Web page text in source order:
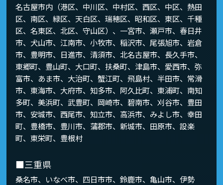
名古屋市内（港区、中川区、中村区、西区、中区、熱田
区、南区、緑区、天白区、瑞穂区、昭和区、東区、千種
区、名東区、北区、守山区）、一宮市、瀬戸市、春日井
市、犬山市、江南市、小牧市、稲沢市、尾張旭市、岩倉
市、豊明市、日進市、清須市、北名古屋市、長久手市、
東郷町、豊山町、大口町、扶桑町、津島市、愛西市、弥
富市、あま市、大治町、蟹江町、飛島村、半田市、常滑
市、東海市、大府市、知多市、阿久比町、東浦町、南知
多町、美浜町、武豊町、岡崎市、碧南市、刈谷市、豊田
市、安城市、西尾市、知立市、高浜市、みよし市、幸田
町、豊橋市、豊川市、蒲郡市、新城市、田原市、設楽
町、東栄町、豊根村
■三重県
桑名市、いなべ市、四日市市、鈴鹿市、亀山市、伊勢